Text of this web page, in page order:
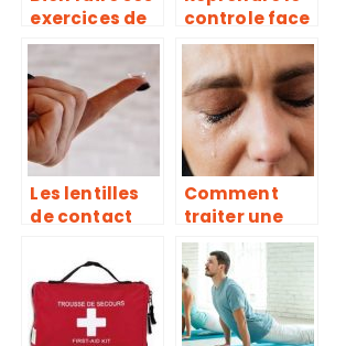
exercices de
muscu, une
erreur trop
souvent
répétée
controle face
à la
dépression !
Les lentilles
de contact
dangereuses
?
Comment
traiter une
hernie
discale ?